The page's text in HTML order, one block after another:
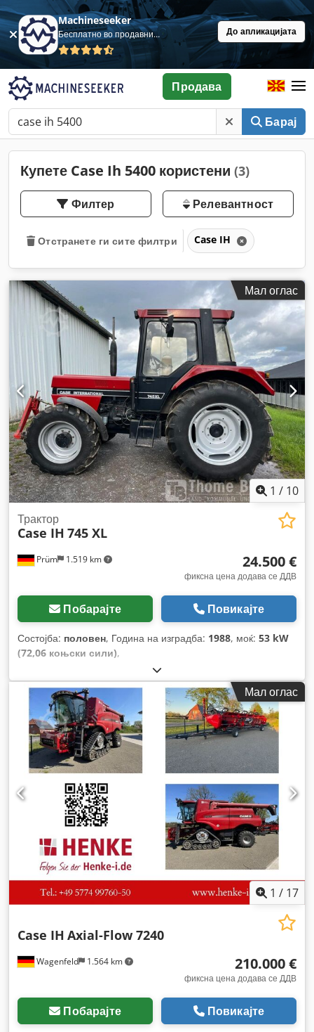
Machineseeker
Бесплатно во продавница До апликацијата
Барај
Продава
Купете Case Ih 5400 користени (3)
Филтер Релевантност
Отстранете ги сите филтри Case IH
Мал оглас
1 / 10
Prüm 1.519 km
Трактор
Case IH 745 XL
24.500 €
фиксна цена додава се ДДВ
Побарајте Повикајте
Состојба: половен, Година на изградба: 1988, моќ: 53 kW
(72,06 коњски сили),
Мал оглас
1 / 17
Wagenfeld 1.564 km
Case IH Axial-Flow 7240
210.000 €
фиксна цена додава се ДДВ
Побарајте Повикајте